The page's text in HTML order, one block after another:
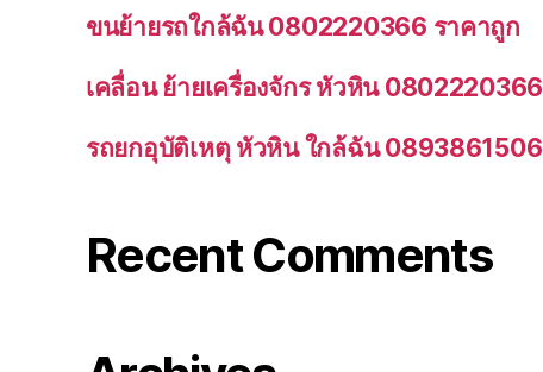
ขนย้ายรถใกล้ฉัน 0802220366 ราคาถูก
เคลื่อน ย้ายเครื่องจักร หัวหิน 0802220366
รถยกอุบัติเหตุ หัวหิน ใกล้ฉัน 0893861506
Recent Comments